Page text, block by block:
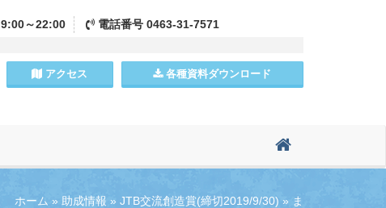
9:00～22:00 電話番号0463-31-7571
アクセス 各種資料ダウンロード
ホーム » 助成情報 » JTB交流創造賞(締切2019/9/30) » ま